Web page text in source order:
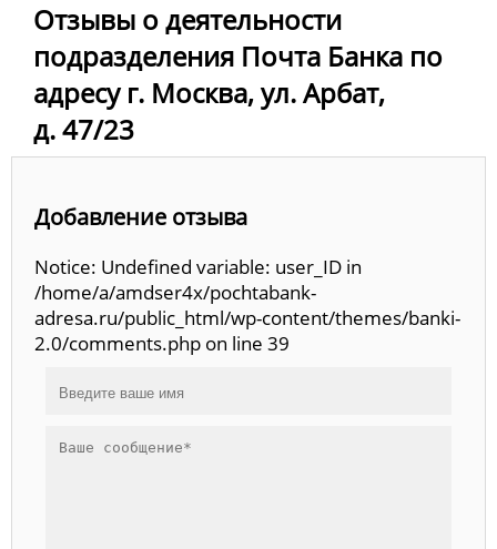
Отзывы о деятельности
подразделения Почта Банка по
адресу г. Москва, ул. Арбат,
д. 47/23
Добавление отзыва
Notice: Undefined variable: user_ID in
/home/a/amdser4x/pochtabank-
adresa.ru/public_html/wp-content/themes/banki-
2.0/comments.php on line 39